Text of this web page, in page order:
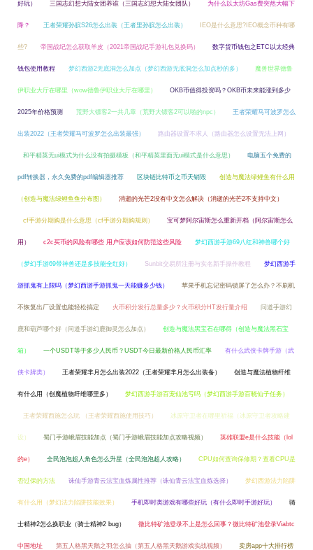
好玩） 三国志幻想大陆女团养谁（三国志幻想大陆女团队） 为什么以太坊Gas费突然大幅下
降？ 王者荣耀孙膑S26怎么出装（王者里孙膑怎么出装） IEO是什么意思?IEO概念币种有哪
些? 帝国战纪怎么获取羊皮（2021帝国战纪手游礼包兑换码） 数字货币钱包之ETC以太经典
钱包使用教程 梦幻西游2无底洞怎么加点（梦幻西游无底洞怎么加点秒的多） 魔兽世界德鲁
伊职业大厅在哪里（wow德鲁伊职业大厅在哪里） OKB币值得投资吗？OKB币未来能涨到多少
2025年价格预测 荒野大镖客2一共几章（荒野大镖客2可以啪的npc） 王者荣耀马可波罗怎么
出装2022（王者荣耀马可波罗怎么出装最强） 路由器设置不求人（路由器怎么设置无法上网）
和平精英无ui模式为什么没有拍摄模板（和平精英里面无ui模式是什么意思） 电脑五个免费的
pdf转换器，永久免费的pdf编辑器推荐 区块链比特币之币天销毁 创造与魔法绿鲤鱼有什么用
（创造与魔法绿鲤鱼鱼分布图） 消逝的光芒2没有中文怎么解决（消逝的光芒2不支持中文）
cf手游分期购是什么意思（cf手游分期购规则） 宝可梦阿尔宙斯怎么重新开档（阿尔宙斯怎么
用） c2c买币的风险有哪些 用户应该如何防范这些风险 梦幻西游手游69八红和神兽哪个好
（梦幻手游69带神兽还是多技能全红好） Sunbit交易所注册与实名新手操作教程 梦幻西游手
游抓鬼有上限吗（梦幻西游手游抓鬼一天能赚多少钱） 苹果手机忘记密码锁屏了怎么办？不刷机
不恢复出厂设置也能轻松搞定 火币积分发行总量多少？火币积分HT发行量介绍 问道手游幻
鹿和葫芦哪个好（问道手游幻鹿御灵怎么加点） 创造与魔法黑宝石在哪得（创造与魔法黑石宝
箱） 一个USDT等于多少人民币？USDT今日最新价格人民币汇率 有什么武侠卡牌手游（武
侠卡牌类） 王者荣耀芈月怎么出装2022（王者荣耀芈月怎么出装备） 创造与魔法植物纤维
有什么用（创魔植物纤维哪里多） 梦幻西游手游百宠仙池亏吗（梦幻西游手游百晓仙子任务）
王者荣耀西施怎么玩 （王者荣耀西施使用技巧） 冰原守卫者在哪里祈福（冰原守卫者攻略建
设） 蜀门手游峨眉技能加点（蜀门手游峨眉技能加点攻略视频） 英雄联盟e是什么技能（lol
的e） 全民泡泡超人角色怎么升星（全民泡泡超人攻略） CPU如何查询保修期？查看CPU是
否过保的方法 诛仙手游青云法宝血炼属性推荐（诛仙青云法宝血炼选择） 梦幻西游法力陷阱
有什么用（梦幻法力陷阱技能效果） 手机即时类游戏有哪些好玩（有什么即时手游好玩） 骑
士精神2怎么换职业（骑士精神2 bug） 微比特矿池登录不上是怎么回事？微比特矿池登录Viabtc
中国地址 第五人格黑天鹅之羽怎么抽（第五人格黑天鹅游戏实战视频） 卖房app十大排行榜